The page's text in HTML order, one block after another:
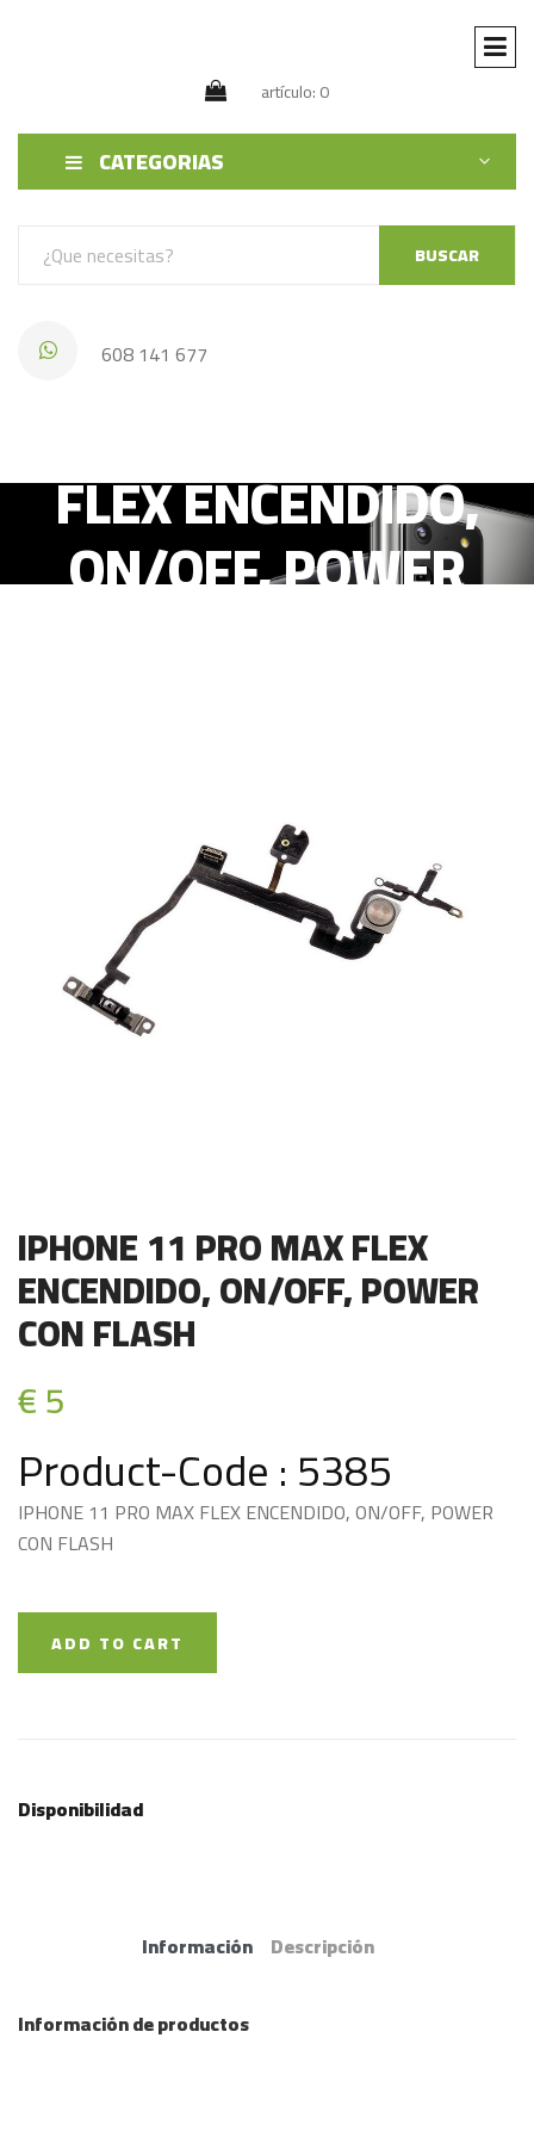
artículo: 0
CATEGORIAS
BUSCAR
608 141 677
FLEX ENCENDIDO,
ON/OFF, POWER
IPHONE 11 PRO MAX FLEX
ENCENDIDO, ON/OFF, POWER
CON FLASH
€ 5
Product-Code : 5385
IPHONE 11 PRO MAX FLEX ENCENDIDO, ON/OFF, POWER
CON FLASH
ADD TO CART
Disponibilidad
Información Descripción
Información de productos